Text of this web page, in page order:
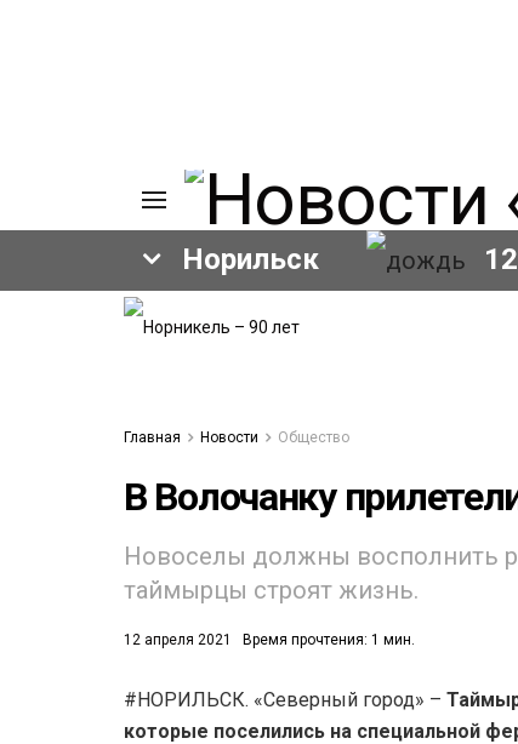
Норильск 12
Главная Новости Общество
В Волочанку
Новоселы должны восполнить
таймырцы строят жизнь.
12 апреля 2021 Время прочтения: 1 мин.
#НОРИЛЬСК. «Северный город» –
которые поселились на специальной